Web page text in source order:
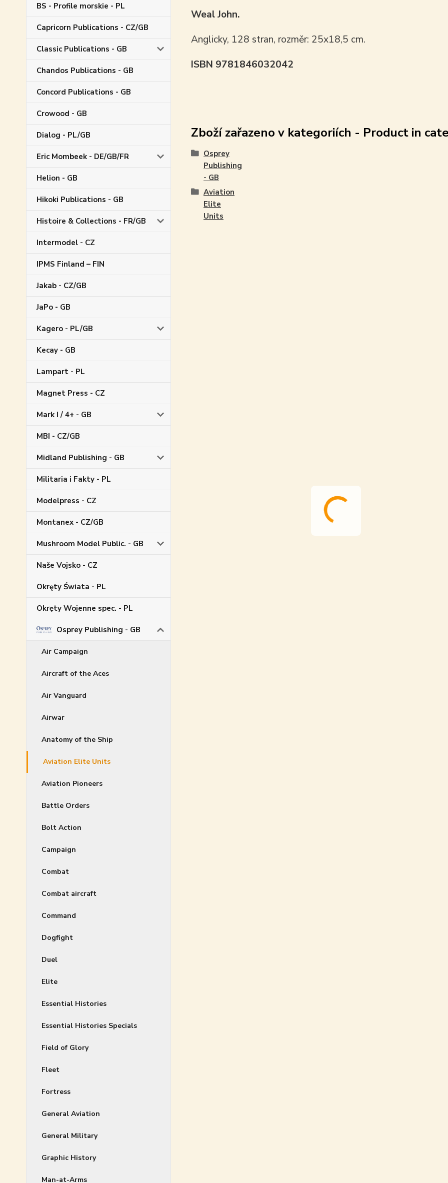
BS - Profile morskie - PL
Capricorn Publications - CZ/GB
Classic Publications - GB
Chandos Publications - GB
Concord Publications - GB
Crowood - GB
Dialog - PL/GB
Eric Mombeek - DE/GB/FR
Helion - GB
Hikoki Publications - GB
Histoire & Collections - FR/GB
Intermodel - CZ
IPMS Finland – FIN
Jakab - CZ/GB
JaPo - GB
Kagero - PL/GB
Kecay - GB
Lampart - PL
Magnet Press - CZ
Mark I / 4+ - GB
MBI - CZ/GB
Midland Publishing - GB
Militaria i Fakty - PL
Modelpress - CZ
Montanex - CZ/GB
Mushroom Model Public. - GB
Naše Vojsko - CZ
Okręty Świata - PL
Okręty Wojenne spec. - PL
Osprey Publishing - GB
Air Campaign
Aircraft of the Aces
Air Vanguard
Airwar
Anatomy of the Ship
Aviation Elite Units
Aviation Pioneers
Battle Orders
Bolt Action
Campaign
Combat
Combat aircraft
Command
Dogfight
Duel
Elite
Essential Histories
Essential Histories Specials
Field of Glory
Fleet
Fortress
General Aviation
General Military
Graphic History
Man-at-Arms
Weal John.
Anglicky, 128 stran, rozměr: 25x18,5 cm.
ISBN 9781846032042
Zboží zařazeno v kategoriích - Product in
Osprey
Publishing
- GB
Aviation
Elite
Units